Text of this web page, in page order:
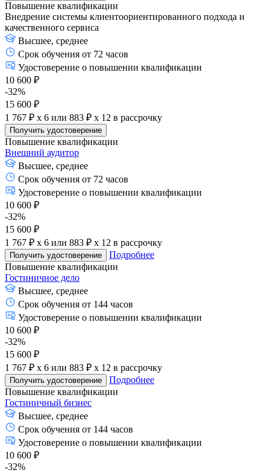
Повышение квалификации
Внедрение системы клиентоориентированного подхода и
качественного сервиса
Высшее, среднее
Срок обучения от 72 часов
Удостоверение о повышении квалификации
10 600 ₽
-32%
15 600 ₽
1 767 ₽ x 6 или 883 ₽ x 12 в рассрочку
Получить удостоверение
Повышение квалификации
Внешний аудитор
Высшее, среднее
Срок обучения от 72 часов
Удостоверение о повышении квалификации
10 600 ₽
-32%
15 600 ₽
1 767 ₽ x 6 или 883 ₽ x 12 в рассрочку
Получить удостоверение
Подробнее
Повышение квалификации
Гостиничное дело
Высшее, среднее
Срок обучения от 144 часов
Удостоверение о повышении квалификации
10 600 ₽
-32%
15 600 ₽
1 767 ₽ x 6 или 883 ₽ x 12 в рассрочку
Получить удостоверение
Подробнее
Повышение квалификации
Гостиничный бизнес
Высшее, среднее
Срок обучения от 144 часов
Удостоверение о повышении квалификации
10 600 ₽
-32%